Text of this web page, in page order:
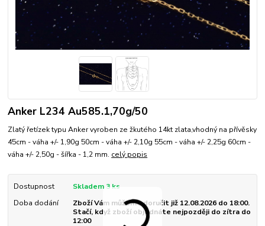
Anker L234 Au585.1,70g/50
Zlatý řetízek typu Anker vyroben ze žkutého 14kt zlata,vhodný na přívěsky
45cm - váha +/- 1,90g 50cm - váha +/- 2,10g 55cm - váha +/- 2,25g 60cm -
váha +/- 2,50g - šířka - 1,2 mm. celý popis
Dostupnost
Skladem 3 ks
Doba dodání
Zboží Vám můžeme doručit již 12.08.2026 do 18:00.
Stačí, když zboží objednáte nejpozději do zítra do
12:00